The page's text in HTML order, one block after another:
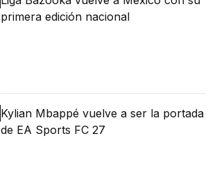
primera edición nacional
Kylian Mbappé vuelve a ser la portada
de EA Sports FC 27